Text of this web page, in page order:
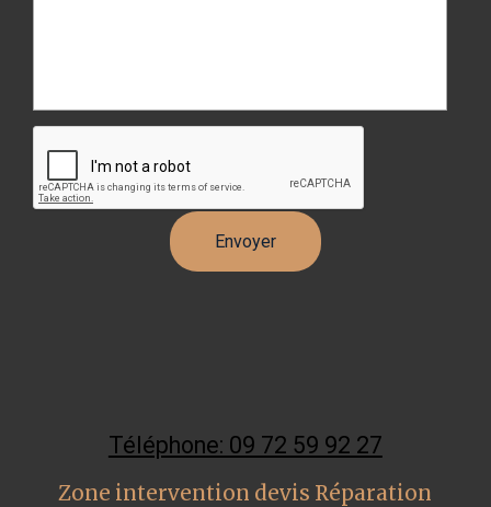
Téléphone: 09 72 59 92 27
Zone intervention devis Réparation